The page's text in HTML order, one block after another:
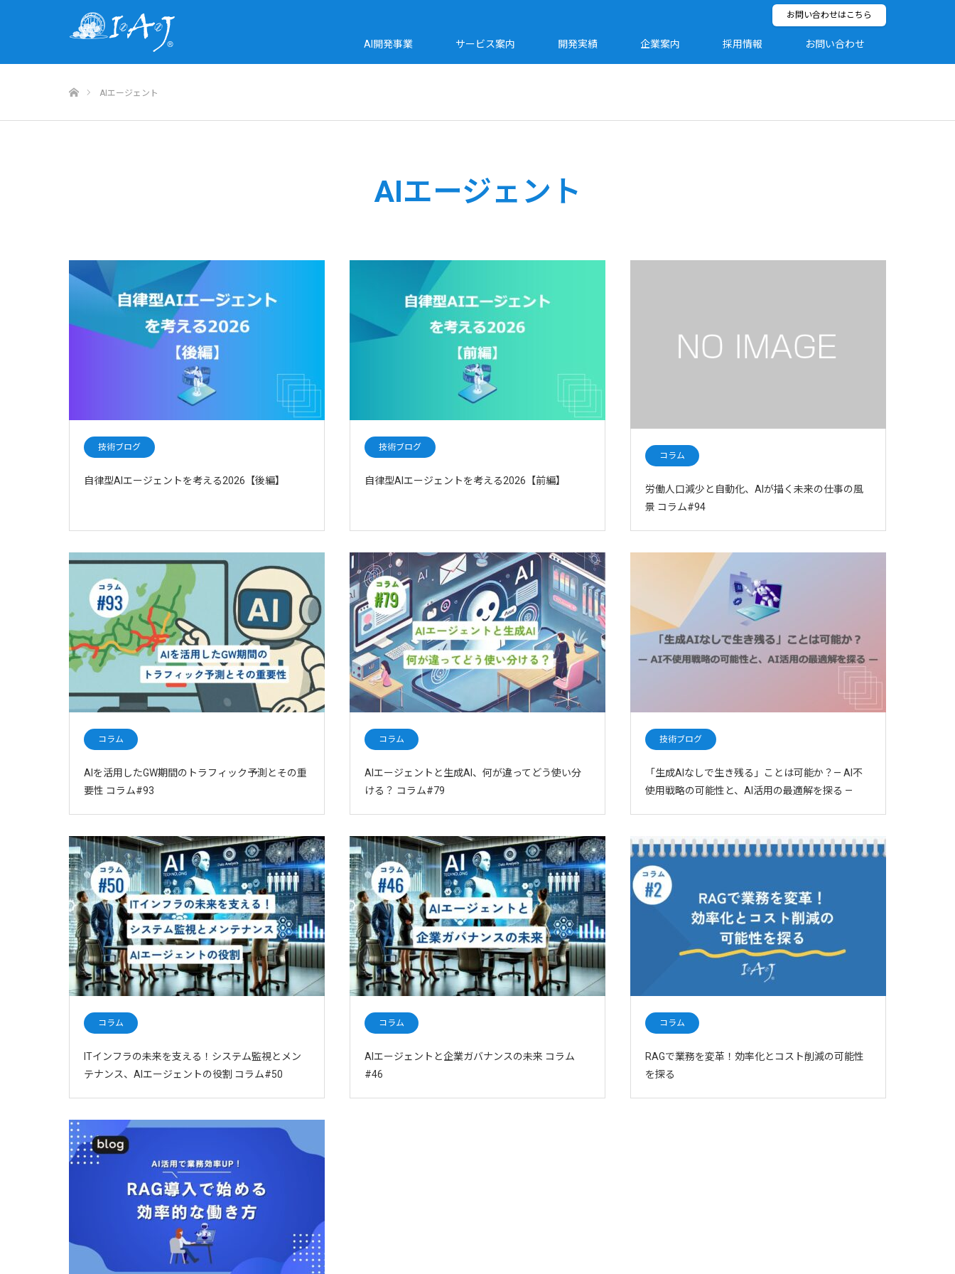
お問い合わせはこちら
AI開発事業 サービス案内 開発実績 企業案内 採用情報 お問い合わせ
AIエージェント
AIエージェント
技術ブログ
自律型AIエージェントを考える2026【後編】
技術ブログ
自律型AIエージェントを考える2026【前編】
コラム
労働人口減少と自動化、AIが描く未来の仕事の風
景 コラム#94
コラム
AIを活用したGW期間のトラフィック予測とその重
要性 コラム#93
コラム
AIエージェントと生成AI、何が違ってどう使い分
ける？ コラム#79
技術ブログ
「生成AIなしで生き残る」ことは可能か？— AI不
使用戦略の可能性と、AI活用の最適解を探る —
コラム
ITインフラの未来を支える！システム監視とメン
テナンス、AIエージェントの役割 コラム#50
コラム
AIエージェントと企業ガバナンスの未来 コラム
#46
コラム
RAGで業務を変革！効率化とコスト削減の可能性
を探る